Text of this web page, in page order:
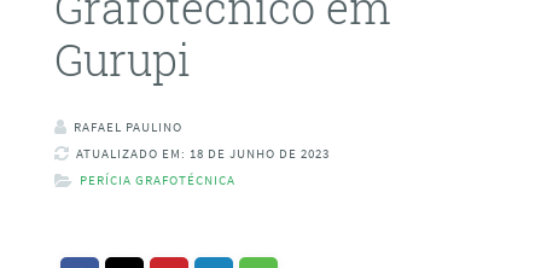
Gurupi
RAFAEL PAULINO
ATUALIZADO EM: 18 DE JUNHO DE 2023
PERÍCIA GRAFOTÉCNICA